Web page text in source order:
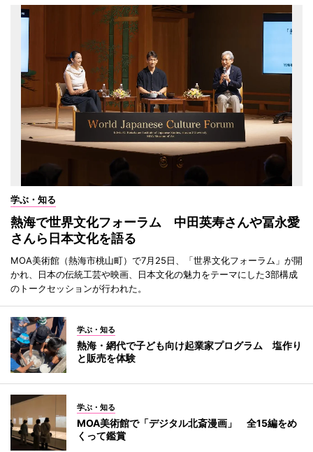
学ぶ・知る
熱海で世界文化フォーラム 中田英寿さんや冨永愛
さんら日本文化を語る
MOA美術館（熱海市桃山町）で7月25日、「世界文化フォーラム」が開
かれ、日本の伝統工芸や映画、日本文化の魅力をテーマにした3部構成
のトークセッションが行われた。
学ぶ・知る
熱海・網代で子ども向け起業家プログラム 塩作り
と販売を体験
学ぶ・知る
MOA美術館で「デジタル北斎漫画」 全15編をめ
くって鑑賞